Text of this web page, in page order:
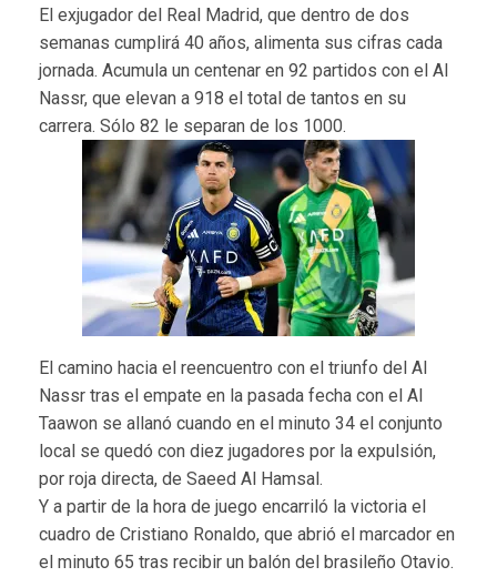
El exjugador del Real Madrid, que dentro de dos
semanas cumplirá 40 años, alimenta sus cifras cada
jornada. Acumula un centenar en 92 partidos con el Al
Nassr, que elevan a 918 el total de tantos en su
carrera. Sólo 82 le separan de los 1000.
El camino hacia el reencuentro con el triunfo del Al
Nassr tras el empate en la pasada fecha con el Al
Taawon se allanó cuando en el minuto 34 el conjunto
local se quedó con diez jugadores por la expulsión,
por roja directa, de Saeed Al Hamsal.
Y a partir de la hora de juego encarriló la victoria el
cuadro de Cristiano Ronaldo, que abrió el marcador en
el minuto 65 tras recibir un balón del brasileño Otavio.